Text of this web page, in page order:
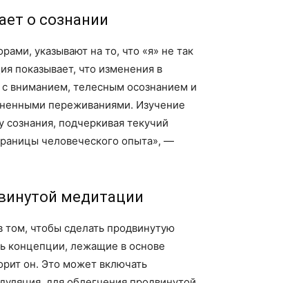
о сознании
указывают на то, что «я» не так
показывает, что изменения в
вниманием, телесным осознанием и
переживаниями. Изучение
подчеркивая текучий
человеческого опыта», —
медитации
том, чтобы сделать продвинутую
концепции, лежащие в основе
он. Это может включать